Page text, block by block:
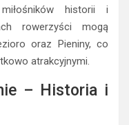
historii i
rowerzyści mogą
oraz Pieniny, co
atrakcyjnymi.
– Historia i